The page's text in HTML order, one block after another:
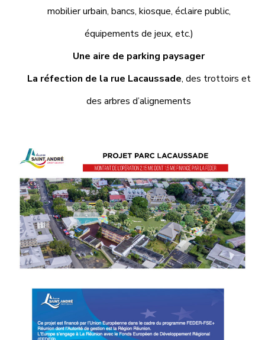
mobilier urbain, bancs, kiosque, éclaire public,
équipements de jeux, etc.)
Une aire de parking paysager
La réfection de la rue Lacaussade, des trottoirs et
des arbres d’alignements